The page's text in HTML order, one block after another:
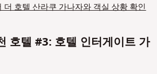
더 호텔 산라쿠 가나자와 객실 상황 확인
호텔 #3: 호텔 인터게이트 가